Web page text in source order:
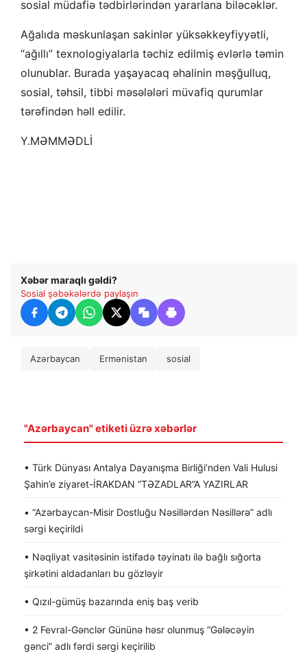
sosial müdafiə tədbirlərindən yararlana biləcəklər.
Ağalıda məskunlaşan sakinlər yüksəkkeyfiyyətli,
“ağıllı” texnologiyalarla təchiz edilmiş evlərlə təmin
olunublar. Burada yaşayacaq əhalinin məşğulluq,
sosial, təhsil, tibbi məsələləri müvafiq qurumlar
tərəfindən həll edilir.
Y.MƏMMƏDLİ
Xəbər maraqlı gəldi?
Sosial şəbəkələrdə paylaşın
Azərbaycan Ermənistan sosial
"Azərbaycan" etiketi üzrə xəbərlər
• Türk Dünyası Antalya Dayanışma Birliği’nden Vali Hulusi
Şahin’e ziyaret-İRAKDAN “TƏZADLAR”A YAZIRLAR
• “Azərbaycan-Misir Dostluğu Nəsillərdən Nəsillərə” adlı
sərgi keçirildi
• Nəqliyat vasitəsinin istifadə təyinatı ilə bağlı sığorta
şirkətini aldadanları bu gözləyir
• Qızıl-gümüş bazarında eniş baş verib
• 2 Fevral-Gənclər Gününə həsr olunmuş “Gələcəyin
gənci” adlı fərdi sərgi keçirilib